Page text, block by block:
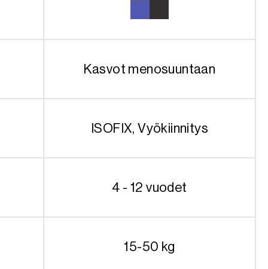
Kasvot menosuuntaan
ISOFIX, Vyökiinnitys
4 - 12 vuodet
15-50 kg